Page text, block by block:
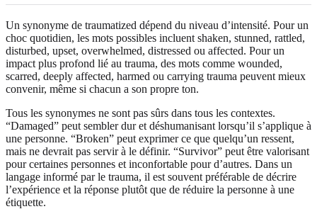
Un synonyme de traumatized dépend du niveau d’intensité. Pour un
choc quotidien, les mots possibles incluent shaken, stunned, rattled,
disturbed, upset, overwhelmed, distressed ou affected. Pour un
impact plus profond lié au trauma, des mots comme wounded,
scarred, deeply affected, harmed ou carrying trauma peuvent mieux
convenir, même si chacun a son propre ton.
Tous les synonymes ne sont pas sûrs dans tous les contextes.
“Damaged” peut sembler dur et déshumanisant lorsqu’il s’applique à
une personne. “Broken” peut exprimer ce que quelqu’un ressent,
mais ne devrait pas servir à le définir. “Survivor” peut être valorisant
pour certaines personnes et inconfortable pour d’autres. Dans un
langage informé par le trauma, il est souvent préférable de décrire
l’expérience et la réponse plutôt que de réduire la personne à une
étiquette.